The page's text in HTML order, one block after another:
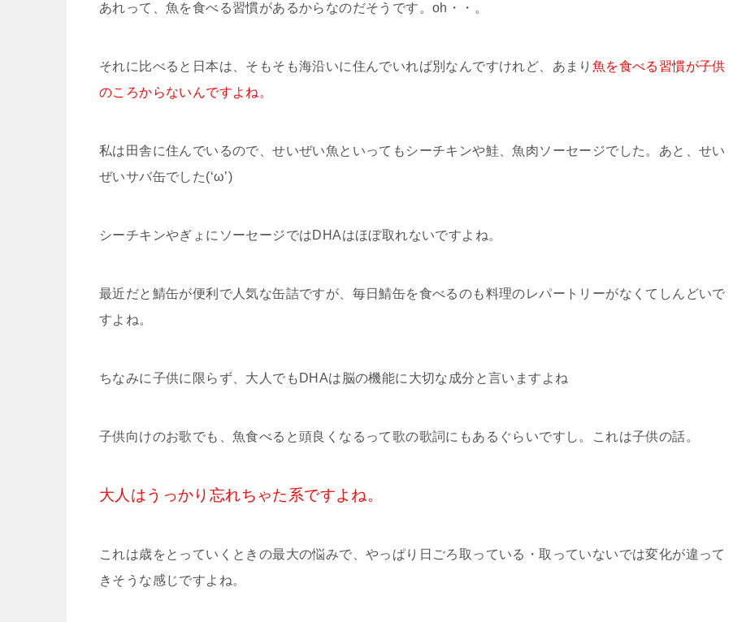
あれって、魚を食べる習慣があるからなのだそうです。oh・・。
それに比べると日本は、そもそも海沿いに住んでいれば別なんですけれど、あまり 魚を食べる習慣が子供
のころからないんですよね。
私は田舎に住んでいるので、せいぜい魚といってもシーチキンや鮭、魚肉ソーセージでした。あと、せい
ぜいサバ缶でした(‘ω’)
シーチキンやぎょにソーセージではDHAはほぼ取れないですよね。
最近だと鯖缶が便利で人気な缶詰ですが、毎日鯖缶を食べるのも料理のレパートリーがなくてしんどいで
すよね。
ちなみに子供に限らず、大人でもDHAは脳の機能に大切な成分と言いますよね
子供向けのお歌でも、魚食べると頭良くなるって歌の歌詞にもあるぐらいですし。これは子供の話。
大人はうっかり忘れちゃた系ですよね。
これは歳をとっていくときの最大の悩みで、やっぱり日ごろ取っている・取っていないでは変化が違って
きそうな感じですよね。